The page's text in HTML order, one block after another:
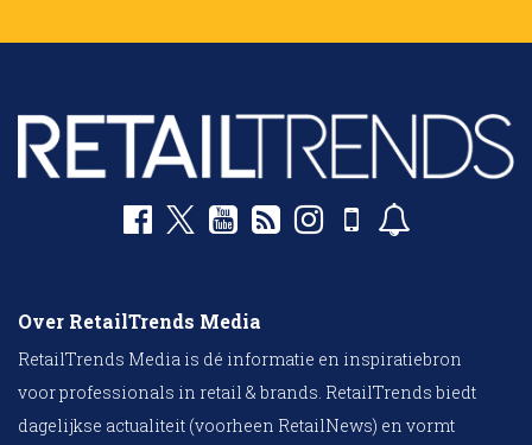
Over RetailTrends Media
RetailTrends Media is dé informatie en inspiratiebron
voor professionals in retail & brands. RetailTrends biedt
dagelijkse actualiteit (voorheen RetailNews) en vormt